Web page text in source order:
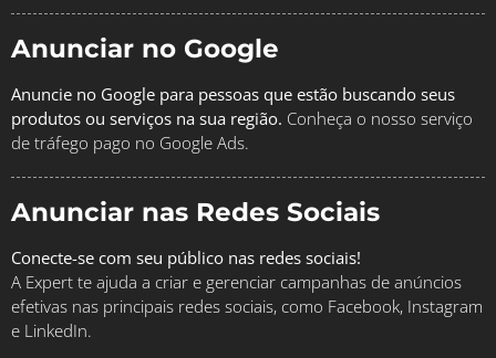
Anunciar no Google
Anuncie no Google para pessoas que estão buscando seus
produtos ou serviços na sua região. Conheça o nosso serviço
de tráfego pago no Google Ads.
Anunciar nas Redes Sociais
Conecte-se com seu público nas redes sociais!
A Expert te ajuda a criar e gerenciar campanhas de anúncios
efetivas nas principais redes sociais, como Facebook, Instagram
e LinkedIn.